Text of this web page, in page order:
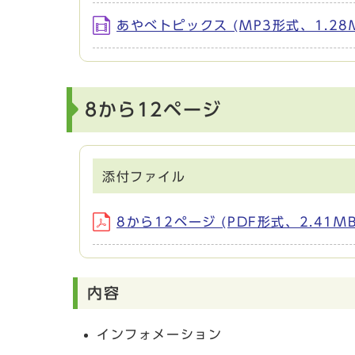
あやべトピックス (MP3形式、
8から12ページ
添付ファイル
8から12ページ (PDF形式、
内容
インフォメーション